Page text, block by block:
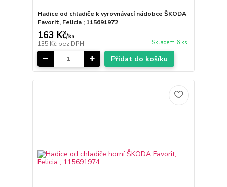
Hadice od chladiče k vyrovnávací nádobce ŠKODA
Favorit, Felicia ; 115691972
163 Kč/ks
135 Kč bez DPH Skladem 6 ks
Přidat do košíku